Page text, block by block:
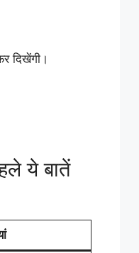
दिखेंगी।
ये बातें